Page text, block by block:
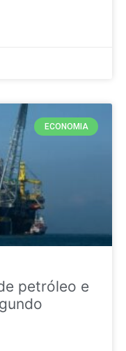
ECONOMIA
petróleo e